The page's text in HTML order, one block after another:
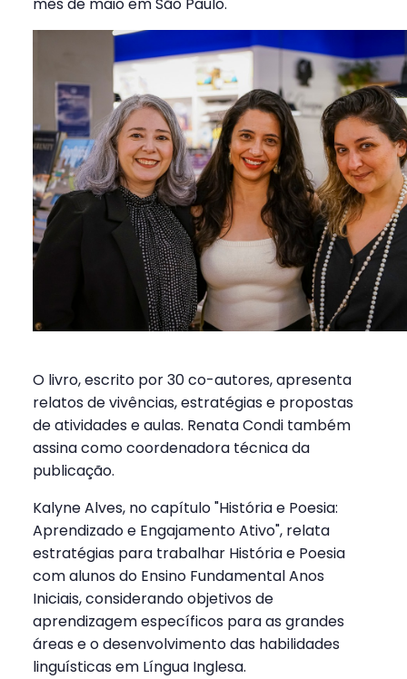
O livro, escrito por 30 co-autores, apresenta
relatos de vivências, estratégias e propostas
de atividades e aulas. Renata Condi também
assina como coordenadora técnica da
publicação.
Kalyne Alves, no capítulo "História e Poesia:
Aprendizado e Engajamento Ativo", relata
estratégias para trabalhar História e Poesia
com alunos do Ensino Fundamental Anos
Iniciais, considerando objetivos de
aprendizagem específicos para as grandes
áreas e o desenvolvimento das habilidades
linguísticas em Língua Inglesa.